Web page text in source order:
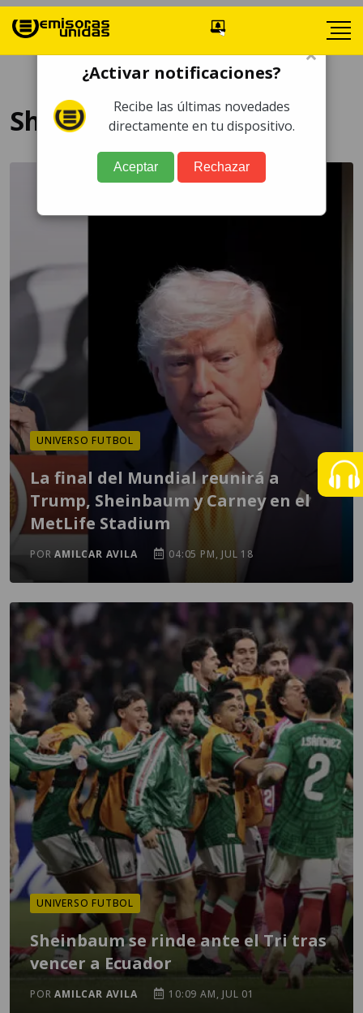
Sheinbaum
UNIVERSO FUTBOL
La final del Mundial reunirá a
Trump, Sheinbaum y Carney en el
MetLife Stadium
PORAMILCAR AVILA 04:05 PM, JUL 18
UNIVERSO FUTBOL
Sheinbaum se rinde ante el Tri tras
vencer a Ecuador
PORAMILCAR AVILA 10:09 AM, JUL 01
×
¿Activar notificaciones?
Recibe las últimas novedades
directamente en tu dispositivo.
Aceptar Rechazar